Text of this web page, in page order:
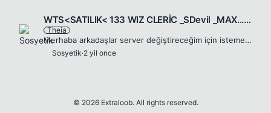
WTS<SATILIK< 133 WIZ CLERİC _SDevil _MAX... Pişman olmayacaksın
Theia
Merhaba arkadaşlar server değiştireceğim için istemedende olsa charımı satıyorum.Ticaret yapan kişiler bu konudan şuan çıkabilir.pazarlık azda olsa vardır Chardaki 24 aylık toplama petleri ve avatarla...
Sosyetik·2 yil once
© 2026 Extraloob. All rights reserved.